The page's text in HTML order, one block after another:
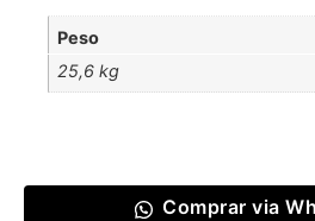
Peso
25,6 kg
Comprar via